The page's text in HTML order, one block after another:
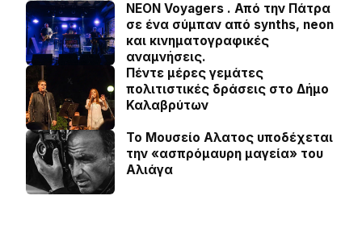
NEON Voyagers . Από την Πάτρα
σε ένα σύμπαν από synths, neon
και κινηματογραφικές
αναμνήσεις.
Πέντε μέρες γεμάτες
πολιτιστικές δράσεις στο Δήμο
Καλαβρύτων
Το Μουσείο Αλατος υποδέχεται
την «ασπρόμαυρη μαγεία» του
Αλιάγα